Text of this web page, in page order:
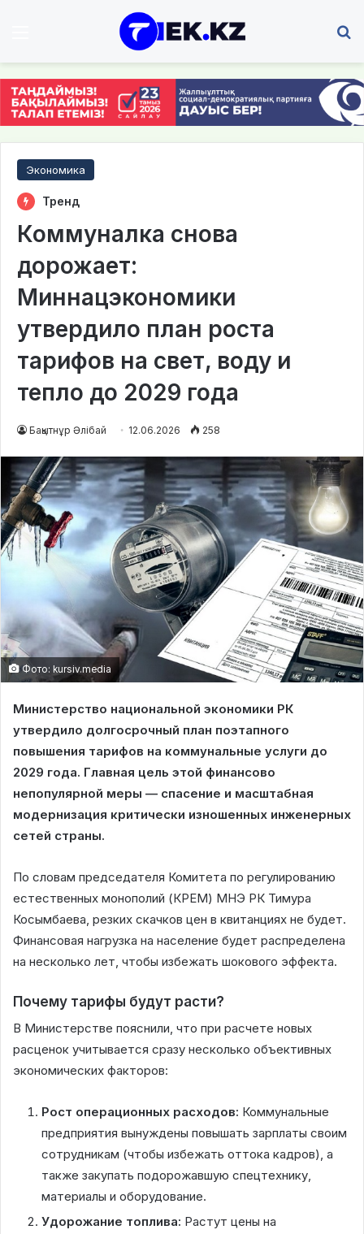
Экономика
Тренд
Коммуналка снова
дорожает:
Миннацэкономики
утвердило план роста
тарифов на свет, воду и
тепло до 2029 года
Бақытнұр Әлібай 12.06.2026 258
Фото: kursiv.media
Министерство национальной экономики РК
утвердило долгосрочный план поэтапного
повышения тарифов на коммунальные услуги до
2029 года. Главная цель этой финансово
непопулярной меры — спасение и масштабная
модернизация критически изношенных инженерных
сетей страны.
По словам председателя Комитета по регулированию
естественных монополий (КРЕМ) МНЭ РК Тимура
Косымбаева, резких скачков цен в квитанциях не будет.
Финансовая нагрузка на население будет распределена
на несколько лет, чтобы избежать шокового эффекта.
Почему тарифы будут расти?
В Министерстве пояснили, что при расчете новых
расценок учитывается сразу несколько объективных
экономических факторов:
Рост операционных расходов: Коммунальные
предприятия вынуждены повышать зарплаты своим
сотрудникам (чтобы избежать оттока кадров), а
также закупать подорожавшую спецтехнику,
материалы и оборудование.
Удорожание топлива: Растут цены на